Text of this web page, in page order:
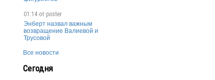
01:14 от poster
Энберт назвал важным
возвращение Валиевой и
Трусовой
Все новости
Сегодня